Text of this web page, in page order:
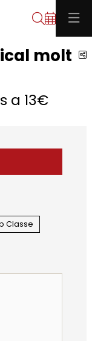
Buscar
molt
a 13€
Classe